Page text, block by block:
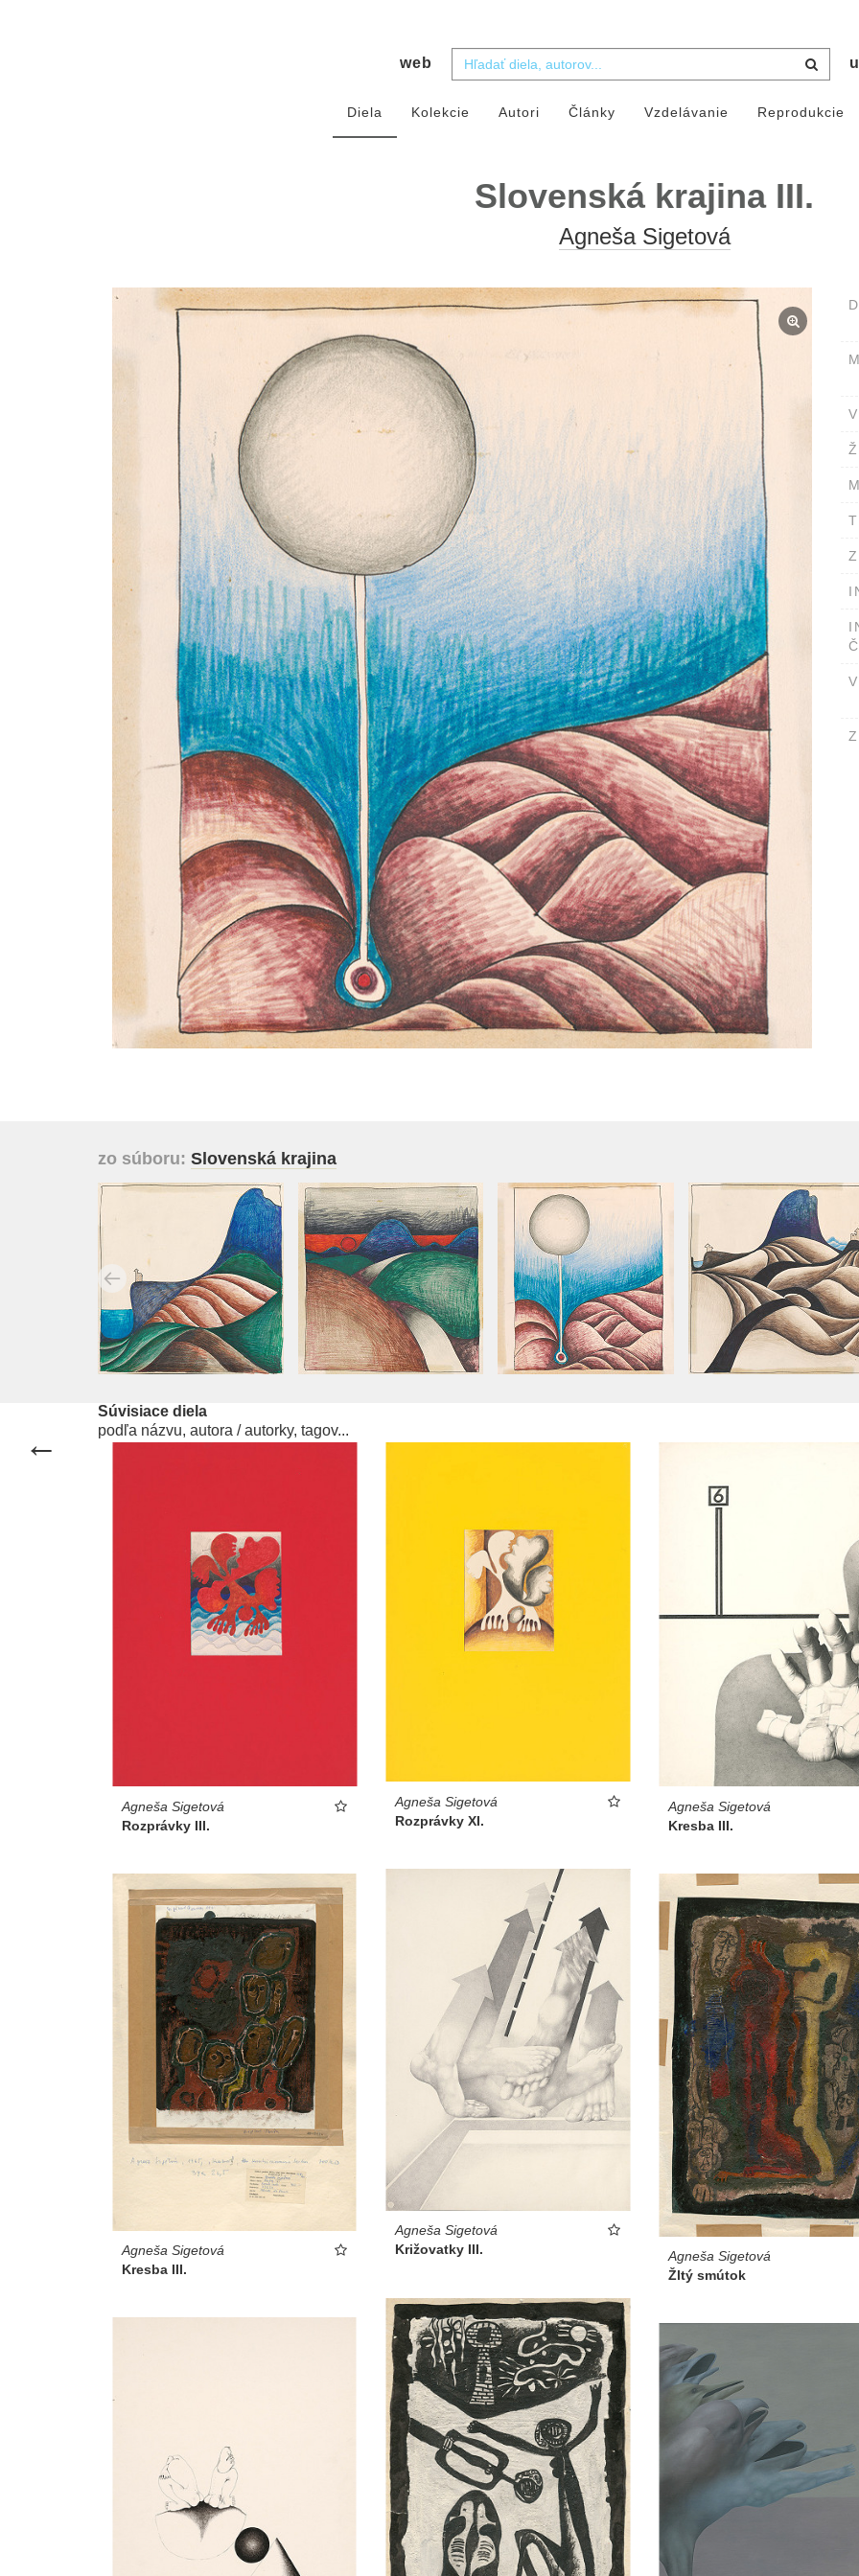
web
Diela Kolekcie Autori Články Vzdelávanie Reprodukcie
Slovenská krajina III.
Agneša Sigetová
←
predchádzajúce dielo
zo súboru: Slovenská krajina
Súvisiace diela
podľa názvu, autora / autorky, tagov...
Agneša Sigetová
Rozprávky III.
Agneša Sigetová
Rozprávky XI.
Agneša Sigetová
Kresba III.
Agneša Sigetová
Križovatky III.
Agneša Sigetová
Kresba III.
Agneša Sigetová
Žltý smútok